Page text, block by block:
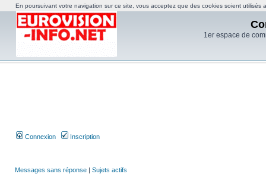
1er espace de
Connexion Inscription
Messages sans réponse | Sujets actifs
En poursuivant votre navigation sur ce site, vous acceptez que des cookies soient